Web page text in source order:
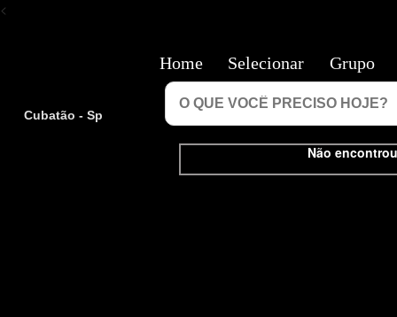
<
Cubatão - Sp
Não
Home Selecionar Grupo